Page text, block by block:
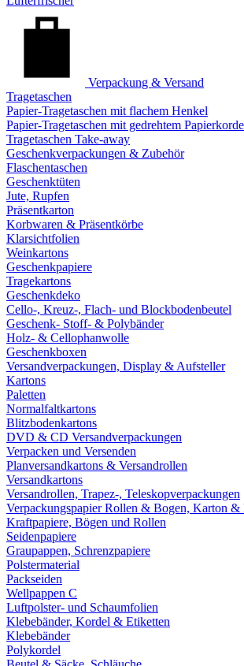
Verpackung & Versand
Tragetaschen
Papier-Tragetaschen mit flachem Henkel
Papier-Tragetaschen mit gedrehtem
Tragetaschen Take-away
Geschenkverpackungen & Zubehör
Flaschentaschen
Geschenktüten
Jute, Rupfen
Präsentkarton
Korbwaren & Präsentkörbe
Klarsichtfolien
Weinkartons
Geschenkpapiere
Tragekartons
Geschenkdeko
Cello-, Kreuz-, Flach- und Blockbodenbeutel
Geschenk- Stoff- & Polybänder
Holz- & Cellophanwolle
Geschenkboxen
Versandverpackungen, Display & Aufsteller
Kartons
Paletten
Normalfaltkartons
Blitzbodenkartons
DVD & CD Versandverpackungen
Verpacken und Versenden
Planversandkartons & Versandrollen
Versandkartons
Versandrollen, Trapez-, Teleskopverpackungen
Verpackungspapier Rollen & Bogen, Karton &
Kraftpapiere, Bögen und Rollen
Seidenpapiere
Graupappen, Schrenzpapiere
Polstermaterial
Packseiden
Wellpappen C
Luftpolster- und Schaumfolien
Klebebänder, Kordel & Etiketten
Klebebänder
Polykordel